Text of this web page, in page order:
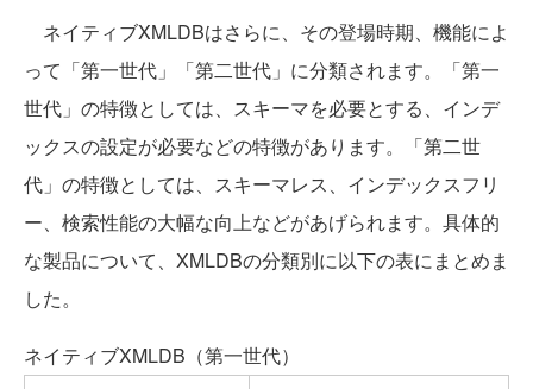
ネイティブXMLDBはさらに、その登場時期、機能によ
って「第一世代」「第二世代」に分類されます。「第一
世代」の特徴としては、スキーマを必要とする、インデ
ックスの設定が必要などの特徴があります。「第二世
代」の特徴としては、スキーマレス、インデックスフリ
ー、検索性能の大幅な向上などがあげられます。具体的
な製品について、XMLDBの分類別に以下の表にまとめま
した。
ネイティブXMLDB（第一世代）